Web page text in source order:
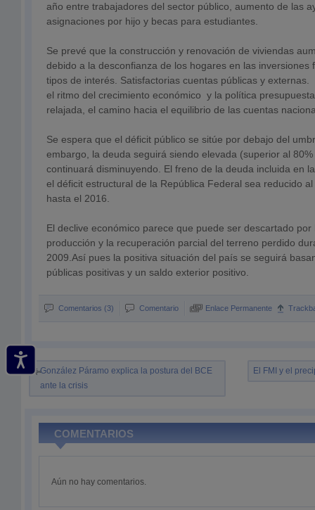
año entre trabajadores del sector público, aumento de las
asignaciones por hijo y becas para estudiantes.
Se prevé que la construcción y renovación de viviendas
debido a la desconfianza de los hogares en las inversiones
tipos de interés. Satisfactorias cuentas públicas y
el ritmo del crecimiento económico y la política
relajada, el camino hacia el equilibrio de las cuentas
Se espera que el déficit público se sitúe por debajo del
embargo, la deuda seguirá siendo elevada (superior al
continuará disminuyendo. El freno de la deuda incluida en
el déficit estructural de la República Federal sea reducido
hasta el 2016.
El declive económico parece que puede ser descartado
producción y la recuperación parcial del terreno perdido
2009.Así pues la positiva situación del país se seguirá
públicas positivas y un saldo exterior positivo.
Comentarios (3) Comentario Enlace Permanente
González Páramo explica la postura del BCE
ante la crisis
El FMI y el
COMENTARIOS
Aún no hay comentarios.